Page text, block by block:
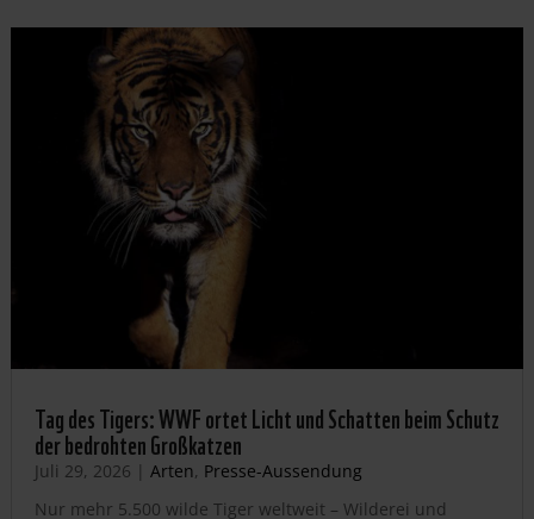
Tag des Tigers: WWF ortet Licht und Schatten beim Schutz
der bedrohten Großkatzen
Juli 29, 2026 | Arten, Presse-Aussendung
Nur mehr 5.500 wilde Tiger weltweit – Wilderei und